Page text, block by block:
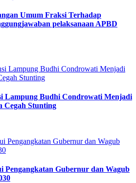
Umum Fraksi Terhadap
pelaksanaan APBD
Lampung Budhi Condrowati Menjadi
Cegah Stunting
Pengangkatan Gubernur dan Wagub